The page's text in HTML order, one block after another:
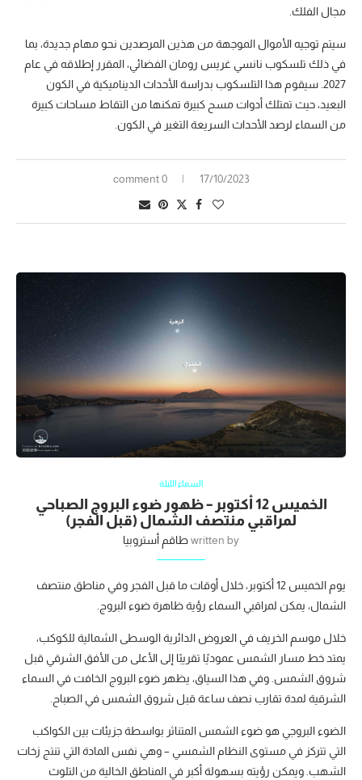
مجال الفلك.
سيتم توجيه الأموال الموجهة من هذين المرصدين نحو مهام جديدة، بما
في ذلك تلسكوب نانسي غريس رومان الفضائي، المقرر إطلاقه في عام
2027. سيقوم هذا التلسكوب بدراسة الأحداث الديناميكية في الكون
البعيد، حيث تمتلك أدوات مسح كبيرة تمكنها من التقاط مساحات كبيرة
من السماء لرصد الأحداث السريعة التغير في الكون.
17/10/2023
0 comment
السماء الليلة
الخميس 12 أكتوبر – ظهور ضوء البروج الصباحي
لمراقبي منتصف الشمال (قبل الفجر)
written byطاقم أستروبيا
يوم الخميس 12 أكتوبر، خلال أوقات ما قبل الفجر وفي مناطق منتصف
الشمال، يمكن لمراقبي السماء رؤية ظاهرة ضوء البروج.
خلال موسم الخريف في العروض الدائرية الوسطى الشمالية للكوكب،
يمتد خط مسار الشمس عموديًا تقريبًا إلى الأعلى من الأفق الشرقي قبل
شروق الشمس. وفي هذا السياق، يظهر ضوء البروج الخافت في السماء
الشرقية لمدة تقارب نصف ساعة قبل شروق الشمس في الصباح.
الضوء البروجي هو ضوء الشمس المتناثر بواسطة جزيئات بين الكواكب
التي تتركز في مستوى النظام الشمسي – وهي نفس المادة التي تنتج زخات
الشهب. ويمكن رؤيته بسهولة أكبر في المناطق الخالية من التلوث